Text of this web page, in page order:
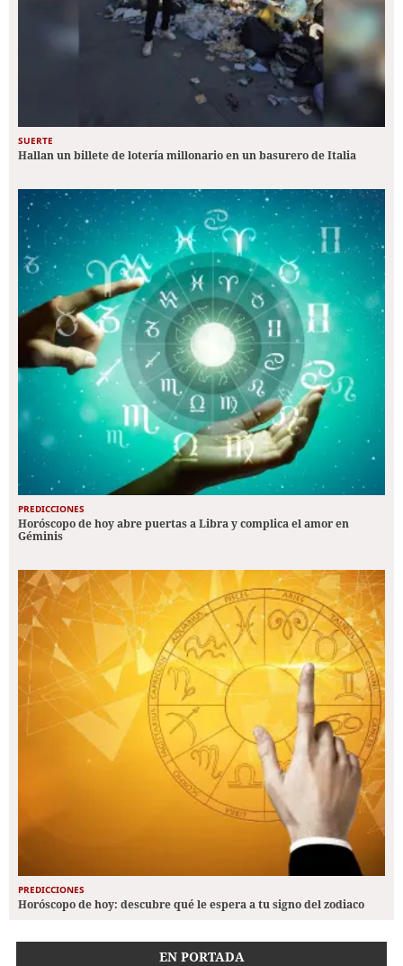
SUERTE
Hallan un billete de lotería millonario en un basurero de Italia
PREDICCIONES
Horóscopo de hoy abre puertas a Libra y complica el amor en
Géminis
PREDICCIONES
Horóscopo de hoy: descubre qué le espera a tu signo del zodiaco
EN PORTADA